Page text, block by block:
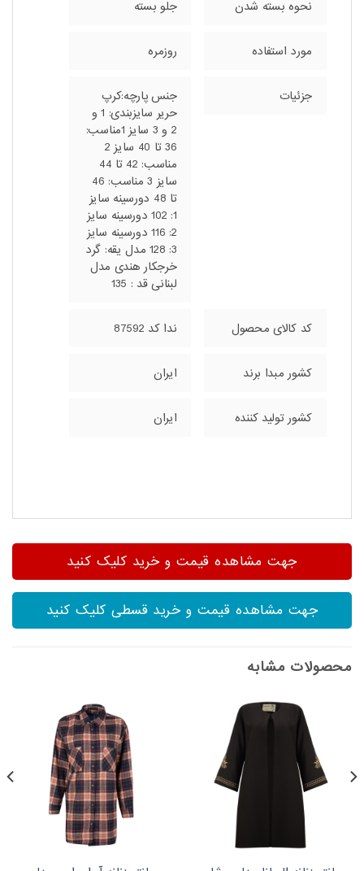
نحوه بسته شدن جلو بسته
مورد استفاده روزمره
جزئیات
جنس پارچه:کرپ
حریر سایزبندی: 1 و
2 و 3 سایز 1مناسب:
36 تا 40 سایز 2
مناسب: 42 تا 44
سایز 3 مناسب: 46
تا 48 دورسینه سایز
1: 102 دورسینه سایز
2: 116 دورسینه سایز
3: 128 مدل یقه: گرد
خرجکار هندی مدل
لبنانی قد : 135
کد کالای محصول ندا کد 87592
کشور مبدا برند ایران
کشور تولید کننده ایران
جهت مشاهده قیمت و خرید کلیک کنید
جهت مشاهده قیمت و خرید قسطی کلیک کنید
محصولات مشابه